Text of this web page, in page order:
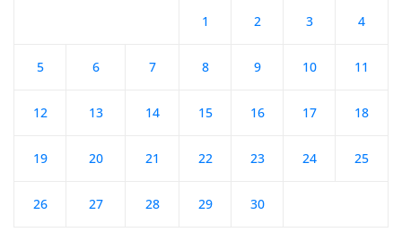
1 2 3 4
5 6 7 8 9 10 11
12 13 14 15 16 17 18
19 20 21 22 23 24 25
26 27 28 29 30